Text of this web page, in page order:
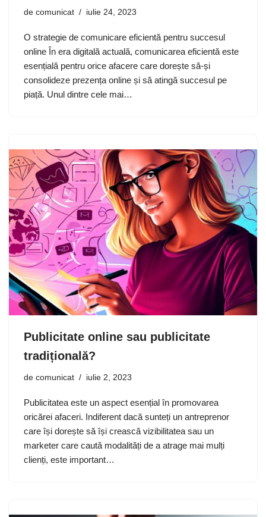
de comunicat iulie 24, 2023
O strategie de comunicare eficientă pentru succesul
online În era digitală actuală, comunicarea eficientă este
esențială pentru orice afacere care dorește să-și
consolideze prezența online și să atingă succesul pe
piață. Unul dintre cele mai…
Publicitate online sau publicitate
tradițională?
de comunicat iulie 2, 2023
Publicitatea este un aspect esențial în promovarea
oricărei afaceri. Indiferent dacă sunteți un antreprenor
care își dorește să își crească vizibilitatea sau un
marketer care caută modalități de a atrage mai mulți
clienți, este important…